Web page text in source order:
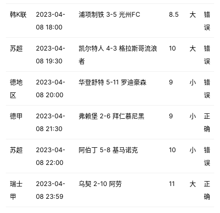
韩K联
2023-04-
08 18:00
浦项制铁 3-5 光州FC 8.5 大
错
误
苏超
2023-04-
08 19:30
凯尔特人 4-3 格拉斯哥流浪
者
10 大
错
误
德地
区
2023-04-
08 20:00
华登舒特 5-11 罗迪豪森 9 小
错
误
德甲
2023-04-
08 21:30
弗赖堡 2-6 拜仁慕尼黑 9 小
正
确
苏超
2023-04-
08 22:00
阿伯丁 5-8 基马诺克 10 小
错
误
瑞士
甲
2023-04-
08 23:59
乌契 2-10 阿劳 11 大
正
确